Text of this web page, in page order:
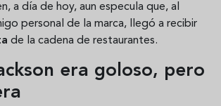
a día de hoy, aun especula que, al
personal de la marca, llegó a recibir
de la cadena de restaurantes.
era goloso, pero